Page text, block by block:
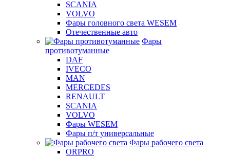
SCANIA
VOLVO
Фары головного света WESEM
Отечественные авто
Фары
противотуманные
DAF
IVECO
MAN
MERCEDES
RENAULT
SCANIA
VOLVO
Фары WESEM
Фары п/т универсальные
Фары рабочего света
ORPRO